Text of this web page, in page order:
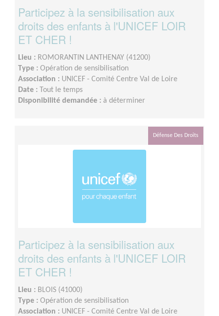
Participez à la sensibilisation aux
droits des enfants à l'UNICEF LOIR
ET CHER !
Lieu : ROMORANTIN LANTHENAY (41200)
Type : Opération de sensibilisation
Association : UNICEF - Comité Centre Val de Loire
Date :
Tout le temps
Disponibilité demandée : à déterminer
Défense Des Droits
Participez à la sensibilisation aux
droits des enfants à l'UNICEF LOIR
ET CHER !
Lieu : BLOIS (41000)
Type : Opération de sensibilisation
Association : UNICEF - Comité Centre Val de Loire